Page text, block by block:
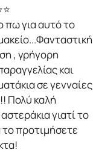
πω για αυτό το
, γρήγορη
και
σε γενναίες
Πολύ καλή
γιατί το
το προτιμήσετε